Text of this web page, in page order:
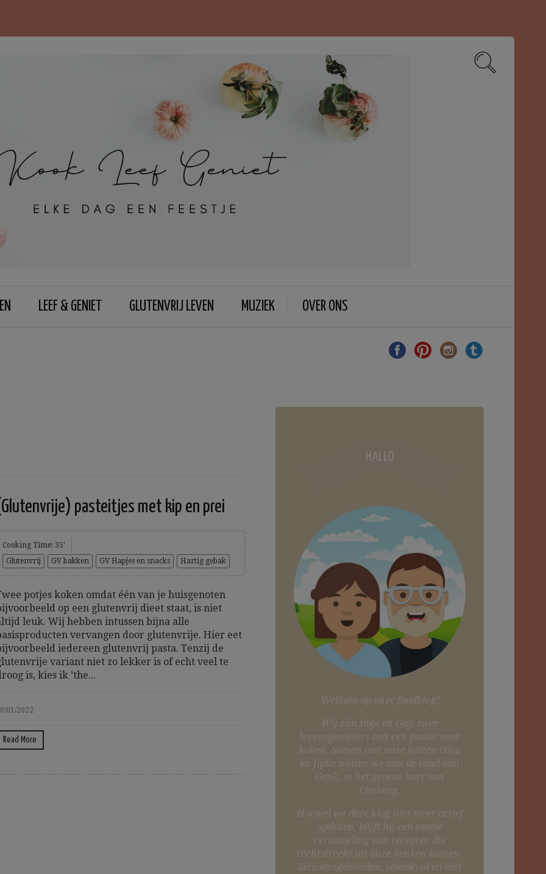
LEEF & GENIET GLUTENVRIJ LEVEN MUZIEK OVER ONS
pasteitjes met kip en prei
Cooking Time: 35'
Glutenvrij
GV bakken GV Hapjes en snacks Hartig gebak
potjes koken omdat één van je huisgenoten
op een glutenvrij dieet staat, is niet
leuk. Wij hebben intussen bijna alle
vervangen door glutenvrije. Hier eet
iedereen glutenvrij pasta. Tenzij de
variant niet zo lekker is of echt veel te
is, kies ik ’the...
01/2022
Read More
HALLO
Welkom op onze foodblog!
Wij zijn Inge en Guy, twee
levensgenieters met een passie voor
koken. Samen met onze katten Diva
en Jipke wonen we aan de rand van
Genk, in het groene hart van
Limburg.
Hoewel we deze blog niet meer actief
updaten, blijft hij een mooie
verzameling van recepten die
rechtstreeks uit onze keuken komen.
Seizoensgebonden, smaakvol en met